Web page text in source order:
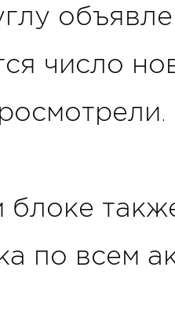
число
блоке
по всем